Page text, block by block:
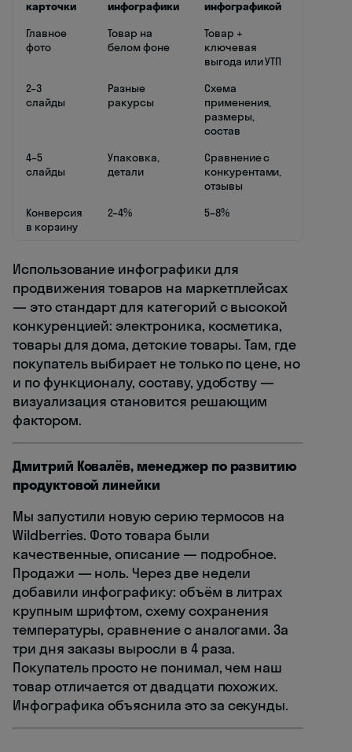
карточки инфографики
инфографикой
Главное
фото
Товар на
белом фоне
Товар +
ключевая
выгода или УТП
2–3
слайды
Разные
ракурсы
Схема
применения,
размеры,
состав
4–5
слайды
Упаковка,
детали
Сравнение с
конкурентами,
отзывы
Конверсия
в корзину
2–4% 5–8%
Использование инфографики для
продвижения товаров на маркетплейсах
— это стандарт для категорий с высокой
конкуренцией: электроника, косметика,
товары для дома, детские товары. Там, где
покупатель выбирает не только по цене, но
и по функционалу, составу, удобству —
визуализация становится решающим
фактором.
Дмитрий Ковалёв, менеджер по развитию
продуктовой линейки
Мы запустили новую серию термосов на
Wildberries. Фото товара были
качественные, описание — подробное.
Продажи — ноль. Через две недели
добавили инфографику: объём в литрах
крупным шрифтом, схему сохранения
температуры, сравнение с аналогами. За
три дня заказы выросли в 4 раза.
Покупатель просто не понимал, чем наш
товар отличается от двадцати похожих.
Инфографика объяснила это за секунды.